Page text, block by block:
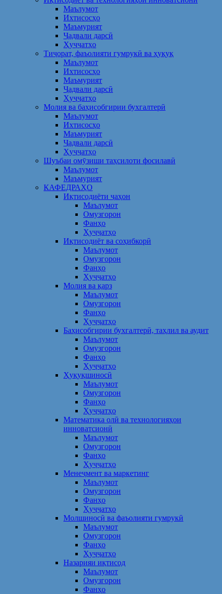
Маълумот
Ихтисосҳо
Маъмурият
Ҷадвали дарсӣ
Ҳуҷҷатҳо
Тиҷорат, фаъолияти гумрукӣ ва ҳуқуқ
Маълумот
Ихтисосҳо
Маъмурият
Ҷадвали дарсӣ
Ҳуҷҷатҳо
Молия ва баҳисобгирии бухгалтерӣ
Маълумот
Ихтисосҳо
Маъмурият
Ҷадвали дарсӣ
Ҳуҷҷатҳо
Шуъбаи омӯзиши таҳсилоти фосилавӣ
Маълумот
Маъмурият
КАФЕДРАҲО
Иқтисодиёти ҷаҳон
Маълумот
Омузгорон
Фанҳо
Ҳуҷҷатҳо
Иқтисодиёт ва соҳибкорӣ
Маълумот
Омузгорон
Фанҳо
Ҳуҷҷатҳо
Молия ва қарз
Маълумот
Омузгорон
Фанҳо
Ҳуҷҷатҳо
Баҳисобгирии бухгалтерӣ, таҳлил ва аудит
Маълумот
Омузгорон
Фанҳо
Ҳуҷҷатҳо
Ҳуқуқшиносӣ
Маълумот
Омузгорон
Фанҳо
Ҳуҷҷатҳо
Математика олӣ ва технологияҳои
инноватсионӣ
Маълумот
Омузгорон
Фанҳо
Ҳуҷҷатҳо
Менеҷмент ва маркетинг
Маълумот
Омузгорон
Фанҳо
Ҳуҷҷатҳо
Молшиносӣ ва фаъолияти гумрукӣ
Маълумот
Омузгорон
Фанҳо
Ҳуҷҷатҳо
Назарияи иқтисод
Маълумот
Омузгорон
Фанҳо